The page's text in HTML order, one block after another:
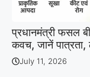
प्रधानमंत्री फसल
कवच, जानें पात्रता,
July 11, 2026